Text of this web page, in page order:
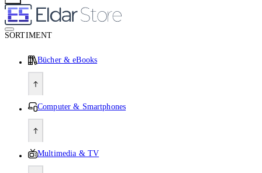
SORTIMENT
Bücher & eBooks
Computer & Smartphones
Multimedia & TV